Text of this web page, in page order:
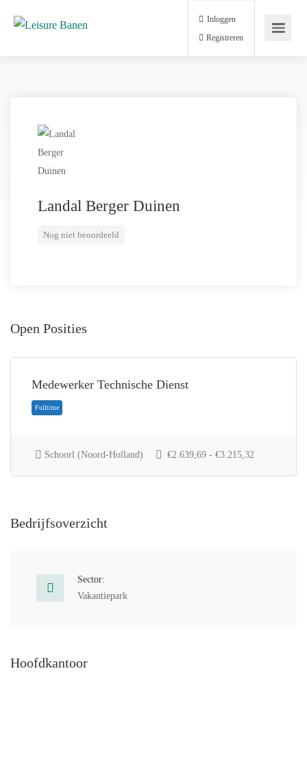
Inloggen
Registreren
Landal Berger Duinen
Nog niet beoordeeld
Open Posities
Medewerker Technische Dienst
Schoorl (Noord-Holland) €2.639,69 - €3.215,32
Bedrijfsoverzicht
Sector:
Vakantiepark
Hoofdkantoor